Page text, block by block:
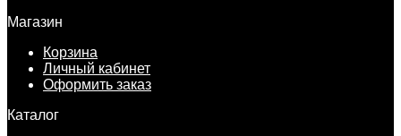
Магазин
Корзина
Личный кабинет
Оформить заказ
Каталог